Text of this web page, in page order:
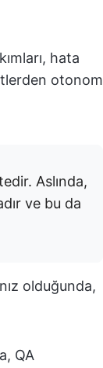
hata
otonom
Aslında,
ve bu da
olduğunda,
QA